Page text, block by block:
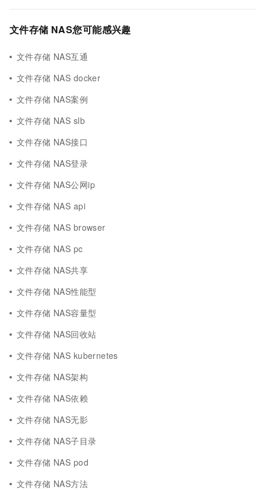
文件存储 NAS您可能感兴趣
文件存储 NAS互通
文件存储 NAS docker
文件存储 NAS案例
文件存储 NAS slb
文件存储 NAS接口
文件存储 NAS登录
文件存储 NAS公网ip
文件存储 NAS api
文件存储 NAS browser
文件存储 NAS pc
文件存储 NAS共享
文件存储 NAS性能型
文件存储 NAS容量型
文件存储 NAS回收站
文件存储 NAS kubernetes
文件存储 NAS架构
文件存储 NAS依赖
文件存储 NAS无影
文件存储 NAS子目录
文件存储 NAS pod
文件存储 NAS方法